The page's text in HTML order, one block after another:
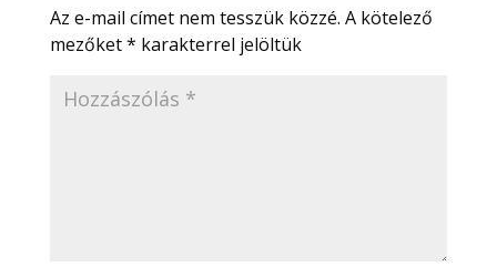
Az e-mail címet nem tesszük közzé. A kötelező
mezőket* karakterrel jelöltük